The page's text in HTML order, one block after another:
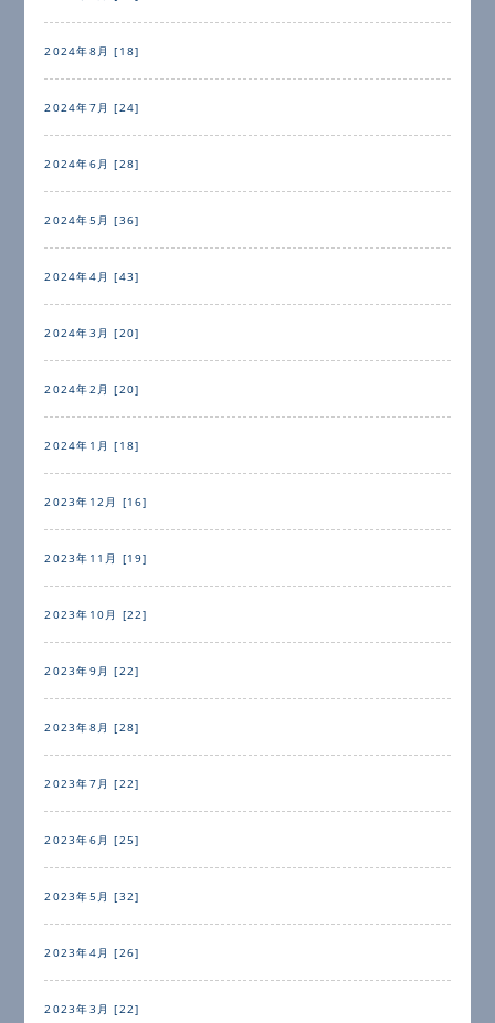
2024年8月 [18]
2024年7月 [24]
2024年6月 [28]
2024年5月 [36]
2024年4月 [43]
2024年3月 [20]
2024年2月 [20]
2024年1月 [18]
2023年12月 [16]
2023年11月 [19]
2023年10月 [22]
2023年9月 [22]
2023年8月 [28]
2023年7月 [22]
2023年6月 [25]
2023年5月 [32]
2023年4月 [26]
2023年3月 [22]